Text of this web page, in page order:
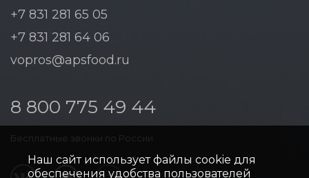
+7 831 281 65 05
+7 831 281 64 06
vopros@apsfood.ru
8 800 775 49 44
Бесплатные звонки по России
Наш сайт использует файлы cookie для
обеспечения удобства пользователей